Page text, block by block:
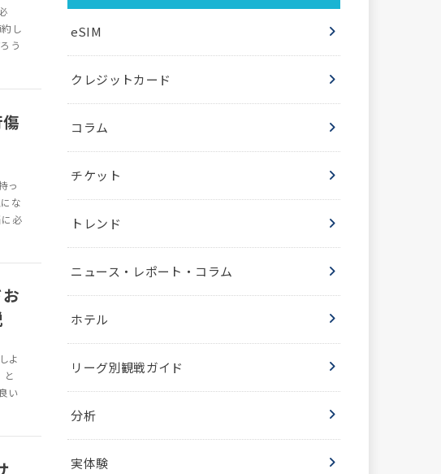
し
う
っ
な
必
よ
と
い
eSIM
クレジットカード
コラム
チケット
トレンド
ニュース・レポート・コラム
ホテル
リーグ別観戦ガイド
分析
実体験